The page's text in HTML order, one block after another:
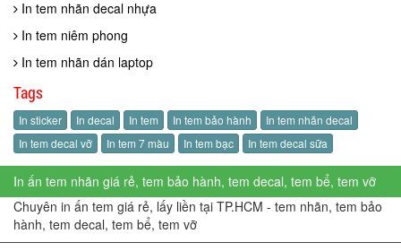
In tem nhãn decal nhựa
In tem niêm phong
In tem nhãn dán laptop
Tags
In sticker In decal In tem In tem bảo hành
In tem nhãn decal
In tem decal vỡ
In tem 7 màu In tem bạc In tem decal sữa
In ấn tem nhãn giá rẻ, tem bảo hành, tem decal, tem bể, tem vỡ
Chuyên in ấn tem giá rẻ, lấy liền tại TP.HCM - tem nhãn, tem bảo
hành, tem decal, tem bể, tem vỡ